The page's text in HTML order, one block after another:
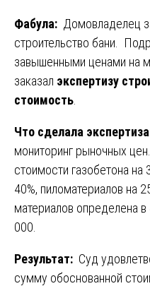
Фабула: Домовладелец
строительство бани.
завышенными ценами на
заказал экспертизу
стоимость
Что сделала
мониторинг рыночных
стоимости газобетона
40%, пиломатериалов на
материалов определена
000.
Результат: Суд
сумму обоснованной